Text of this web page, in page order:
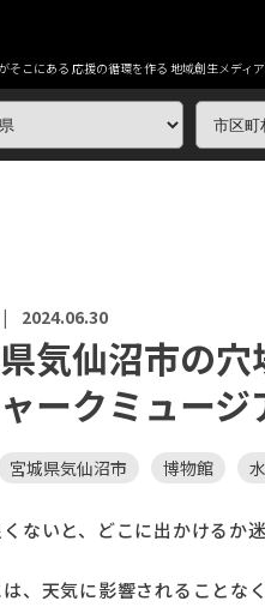
そこにある 応援の循環を作る 地域創生メディア
| 2024.06.30
気仙沼市の
ャークミュー
宮城県気仙沼市 博物館
ないと、どこに出かけるか
、天気に影響されることな